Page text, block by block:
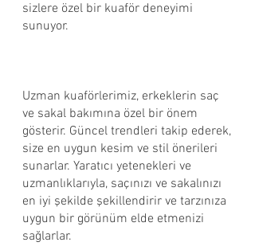
sizlere özel bir kuaför deneyimi
sunuyor.
Uzman kuaförlerimiz, erkeklerin saç
ve sakal bakımına özel bir önem
gösterir. Güncel trendleri takip ederek,
size en uygun kesim ve stil önerileri
sunarlar. Yaratıcı yetenekleri ve
uzmanlıklarıyla, saçınızı ve sakalınızı
en iyi şekilde şekillendirir ve tarzınıza
uygun bir görünüm elde etmenizi
sağlarlar.